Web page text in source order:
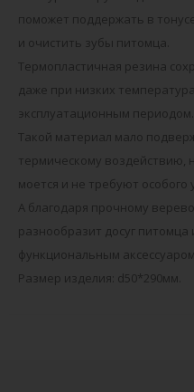
поможет поддержать в
и очистить зубы питомца.
Термопластичная резина
даже при низких
эксплуатационным периодом.
Такой материал мало
термическому воздействию,
моется и не требуют особого
А благодаря прочному
разнообразит досуг питомца
функциональным
Размер изделия: d50*290мм.